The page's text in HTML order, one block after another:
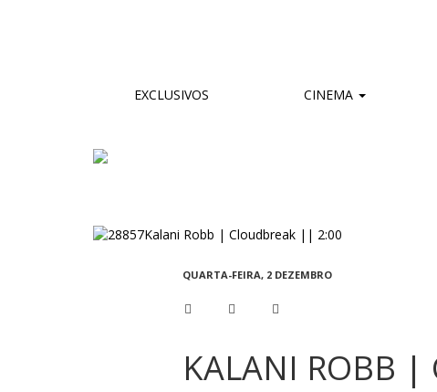
EXCLUSIVOS CINEMA
QUARTA-FEIRA, 2 DEZEMBRO
KALANI ROBB